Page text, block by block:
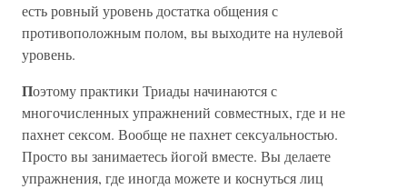
есть ровный уровень достатка общения с
противоположным полом, вы выходите на нулевой
уровень.
Поэтому практики Триады начинаются с
многочисленных упражнений совместных, где и не
пахнет сексом. Вообще не пахнет сексуальностью.
Просто вы занимаетесь йогой вместе. Вы делаете
упражнения, где иногда можете и коснуться лиц